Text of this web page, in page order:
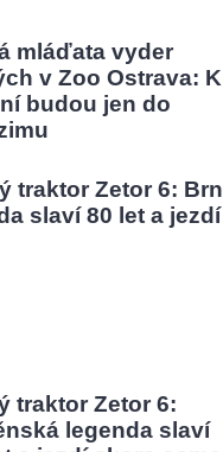
mláďata vyder
v Zoo Ostrava: K
budou jen do
traktor Zetor 6:
legenda slaví